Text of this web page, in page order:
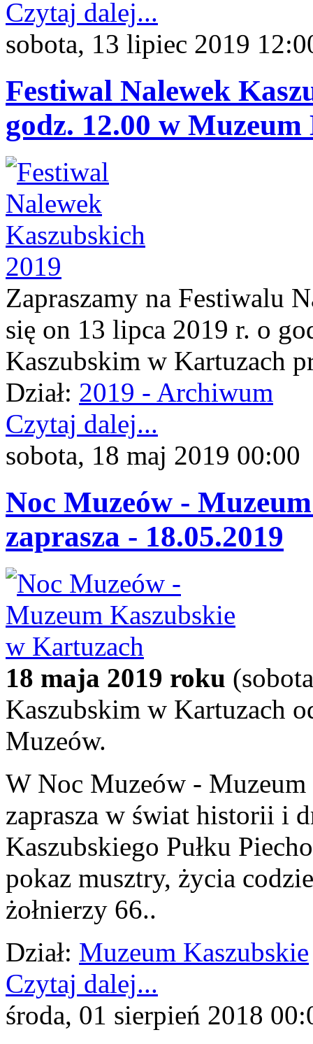
Czytaj dalej...
sobota, 13 lipiec 2019
Festiwal Nalewek
godz. 12.00 w
Zapraszamy na Festiwalu
się on 13 lipca 2019 r. o
Kaszubskim w Kartuzach
Dział: 2019 - Archiwum
Czytaj dalej...
sobota, 18 maj 2019 00:00
Noc Muzeów -
zaprasza - 18.05.2019
18 maja 2019 roku
Kaszubskim w Kartuzach
Muzeów.
W Noc Muzeów -
zaprasza w świat historii i
Kaszubskiego Pułku
pokaz musztry, życia
żołnierzy 66..
Dział: Muzeum Kaszubskie
Czytaj dalej...
środa, 01 sierpień 2018